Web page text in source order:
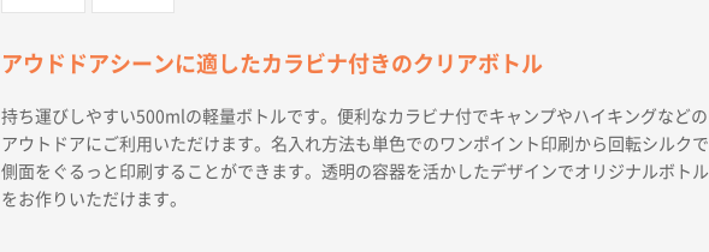
アウドドアシーンに適したカラビナ付きのクリアボトル
持ち運びしやすい500mlの軽量ボトルです。便利なカラビナ付でキャンプやハイキングなどの
アウトドアにご利用いただけます。名入れ方法も単色でのワンポイント印刷から回転シルクで
側面をぐるっと印刷することができます。透明の容器を活かしたデザインでオリジナルボトル
をお作りいただけます。